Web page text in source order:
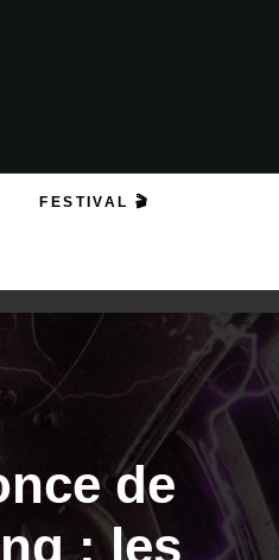
FESTIVAL 🎬
de
: les